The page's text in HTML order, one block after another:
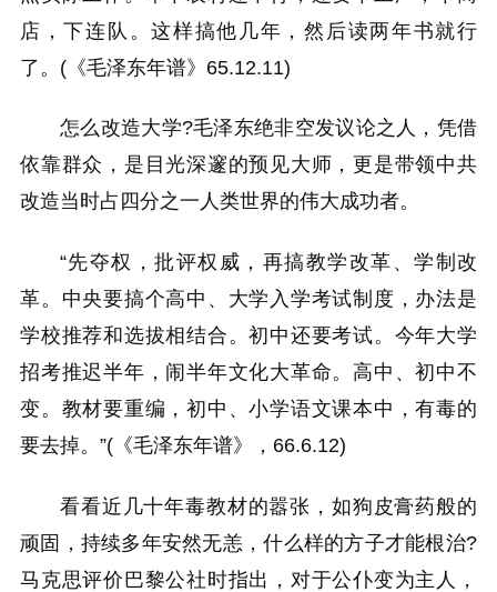
店，下连队。这样搞他几年，然后读两年书就行
了。(《毛泽东年谱》65.12.11)
怎么改造大学?毛泽东绝非空发议论之人，凭借
依靠群众，是目光深邃的预见大师，更是带领中共
改造当时占四分之一人类世界的伟大成功者。
“先夺权，批评权威，再搞教学改革、学制改
革。中央要搞个高中、大学入学考试制度，办法是
学校推荐和选拔相结合。初中还要考试。今年大学
招考推迟半年，闹半年文化大革命。高中、初中不
变。教材要重编，初中、小学语文课本中，有毒的
要去掉。”(《毛泽东年谱》，66.6.12)
看看近几十年毒教材的嚣张，如狗皮膏药般的
顽固，持续多年安然无恙，什么样的方子才能根治?
马克思评价巴黎公社时指出，对于公仆变为主人，